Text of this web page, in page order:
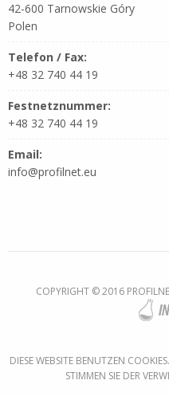
42-600 Tarnowskie Góry
Polen
Telefon / Fax:
+48 32 740 44 19
Festnetznummer:
+48 32 740 44 19
Email:
info@profilnet.eu
COPYRIGHT © 2016
DIESE WEBSITE BENUTZEN
STIMMEN SIE DER